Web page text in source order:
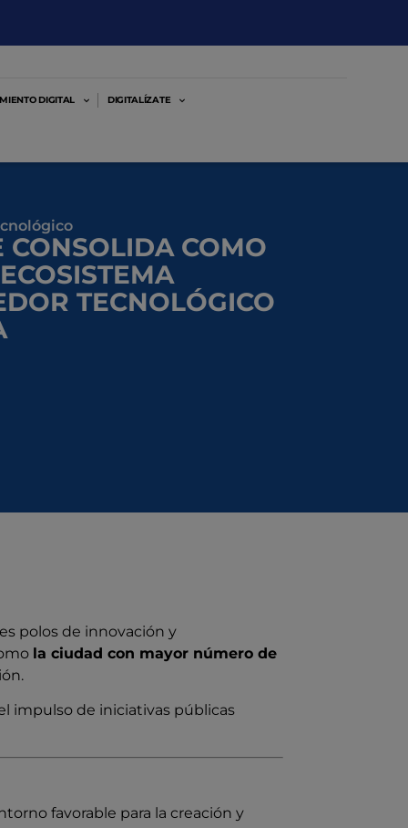
DIGITAL DIGITALÍZATE
CONSOLIDA COMO
TECNOLÓGICO
polos de innovación y
la ciudad con mayor número de
impulso de iniciativas públicas
favorable para la creación y